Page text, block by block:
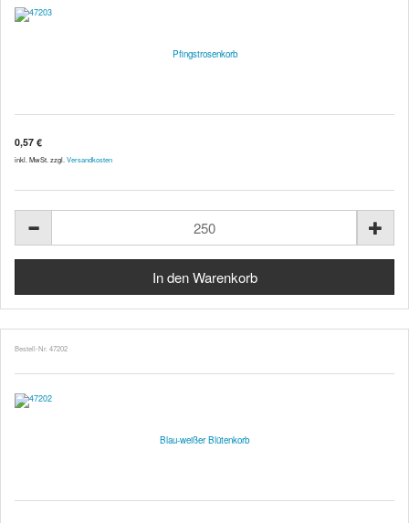
Pfingstrosenkorb
0,57 €
inkl. MwSt. zzgl. Versandkosten
Bestell-Nr. 47202
Blau-weißer Blütenkorb